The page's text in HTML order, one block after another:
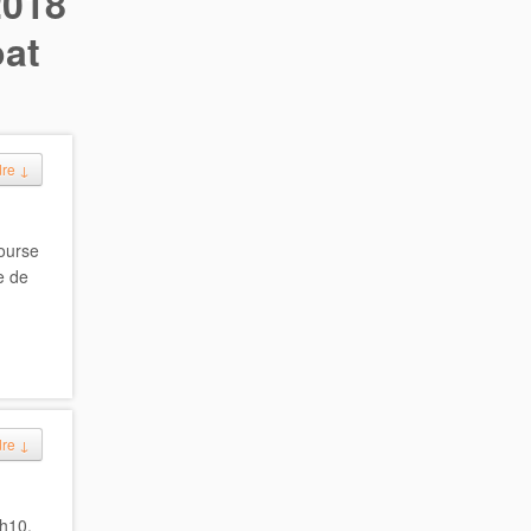
↓
de
↓